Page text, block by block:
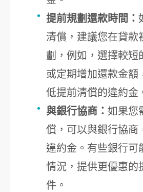
提前規劃還款時間：
清償，建議您在貸款
劃，例如，選擇較短
或定期增加還款金額
低提前清償的違約金
與銀行協商： 如果您
償，可以與銀行協商
違約金。有些銀行可
情況，提供更優惠的
件。